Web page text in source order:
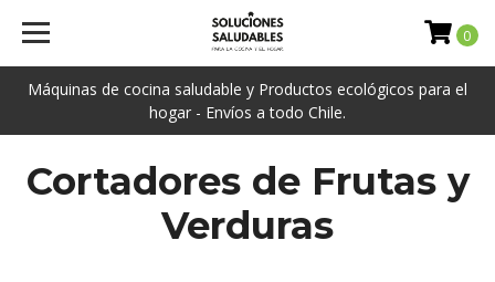
Máquinas de cocina saludable y Productos ecológicos para el
hogar - Envíos a todo Chile.
0
Cortadores de Frutas y
Verduras